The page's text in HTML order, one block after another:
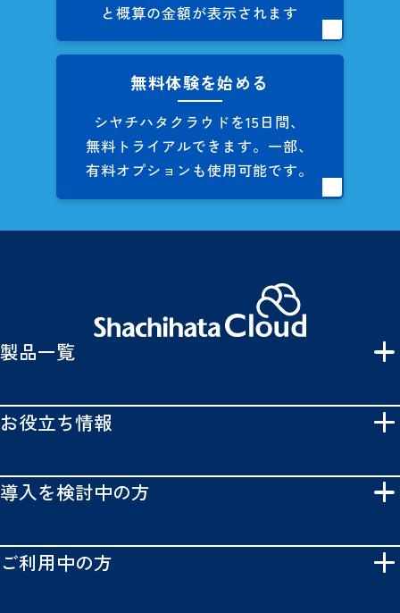
と概算の金額が表示されます
無料体験を始める
シヤチハタクラウドを15日間、
無料トライアルできます。 一部、
有料オプションも使用可能です。
製品一覧
お役立ち情報
導入を検討中の方
ご利用中の方